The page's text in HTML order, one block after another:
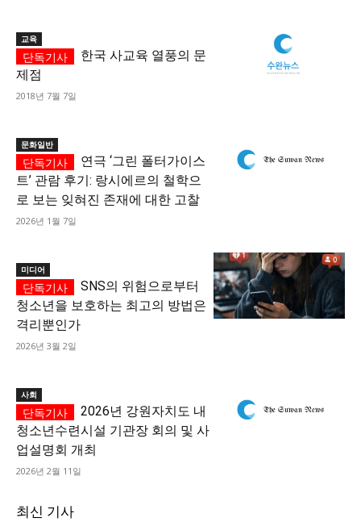
교육
한국 사교육 열풍의 문
제점
2018년 7월 7일
문화일반
연극 ‘그린 폴터가이스
트’ 관람 후기: 랑시에르의 철학으
로 보는 잊혀진 존재에 대한 고찰
2026년 1월 7일
미디어
SNS의 위험으로부터
청소년을 보호하는 최고의 방법은
격리뿐인가
2026년 3월 2일
사회
2026년 강원자치도 내
청소년수련시설 기관장 회의 및 사
업설명회 개최
2026년 2월 11일
최신 기사